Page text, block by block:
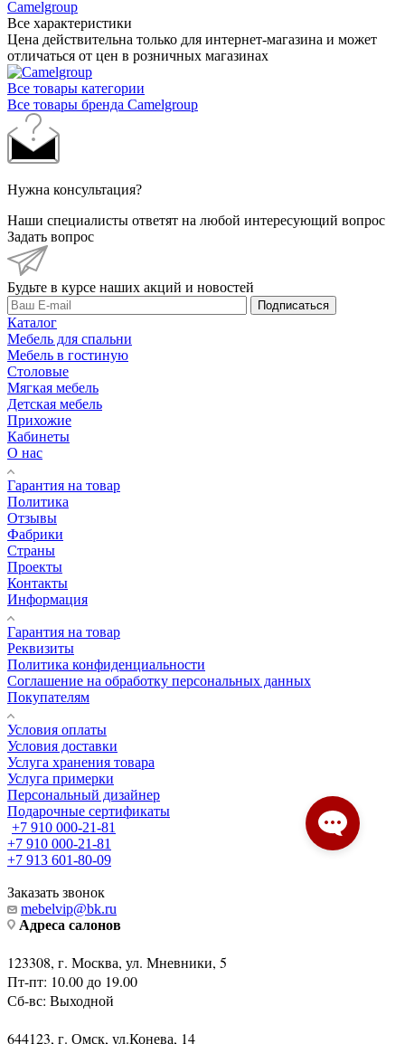
Все товары категории
Все товары бренда Camelgroup
Нужна консультация?
Наши специалисты ответят на любой интересующий вопрос
Будьте в курсе наших акций и новостей
Каталог
Мебель для спальни
Мебель в гостиную
Столовые
Мягкая мебель
Детская мебель
Прихожие
Кабинеты
О нас
Гарантия на товар
Политика
Отзывы
Фабрики
Страны
Проекты
Контакты
Информация
Гарантия на товар
Реквизиты
Политика конфиденциальности
Соглашение на обработку персональных данных
Покупателям
Условия оплаты
Условия доставки
Услуга хранения товара
Услуга примерки
Персональный дизайнер
Подарочные сертификаты
+7 910 000-21-81
+7 910 000-21-81
+7 913 601-80-09
Заказать звонок
mebelvip@bk.ru
Адреса салонов
123308, г. Москва, ул. Мневники, 5
Пт-пт: 10.00 до 19.00
Сб-вс: Выходной
644123, г. Омск, ул.Конева, 14
Пн-Сб: 11.00 до 19.00
Вс: 11.00 до 17.00